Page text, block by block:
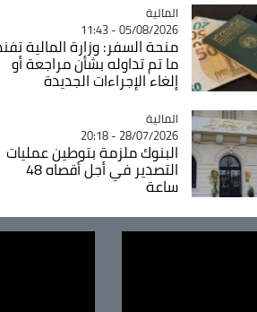
Catégorie
المالية
05/08/2026 - 11:43
منحة السفر: وزارة المالية
ما تم تداوله بشأن مراجعة أو
إلغاء الإجراءات الجديدة
Catégorie
المالية
28/07/2026 - 20:18
البنوك ملزمة بتوطين عمليات
التصدير في أجل أقصاه 48
ساعة